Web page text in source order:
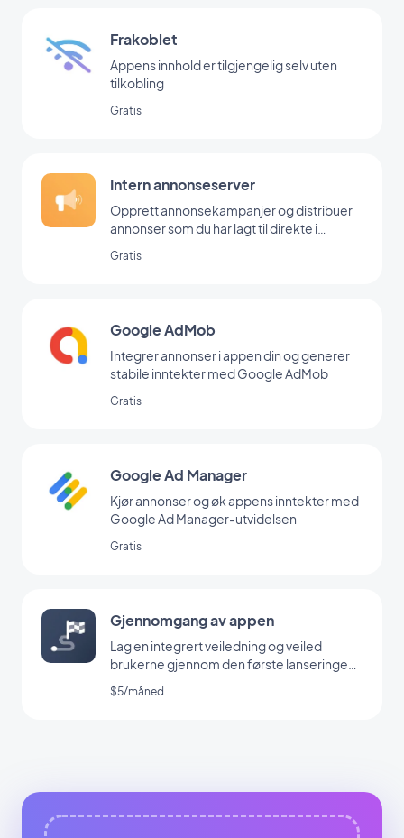
Frakoblet
Appens innhold er tilgjengelig selv uten
tilkobling
Gratis
Intern annonseserver
Opprett annonsekampanjer og distribuer
annonser som du har lagt til direkte i
Gratis
Google AdMob
Integrer annonser i appen din og generer
stabile inntekter med Google AdMob
Gratis
Google Ad Manager
Kjør annonser og øk appens inntekter med
Google Ad Manager-utvidelsen
Gratis
Gjennomgang av appen
Lag en integrert veiledning og veiled
brukerne gjennom den første lanseringen
av appen din
$5/måned